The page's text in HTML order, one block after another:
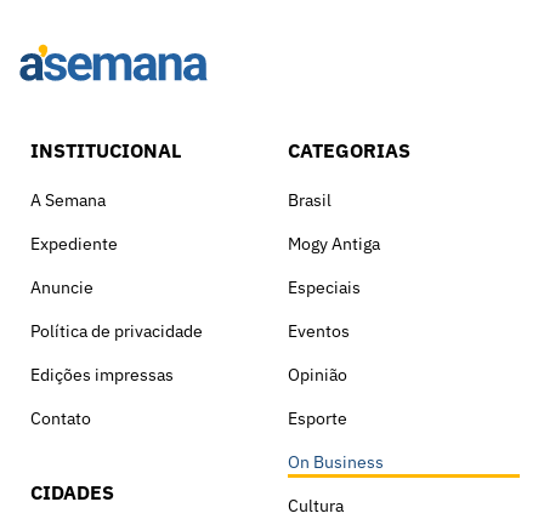
INSTITUCIONAL
A Semana
Expediente
Anuncie
Política de privacidade
Edições impressas
Contato
CIDADES
CATEGORIAS
Brasil
Mogy Antiga
Especiais
Eventos
Opinião
Esporte
On Business
Cultura